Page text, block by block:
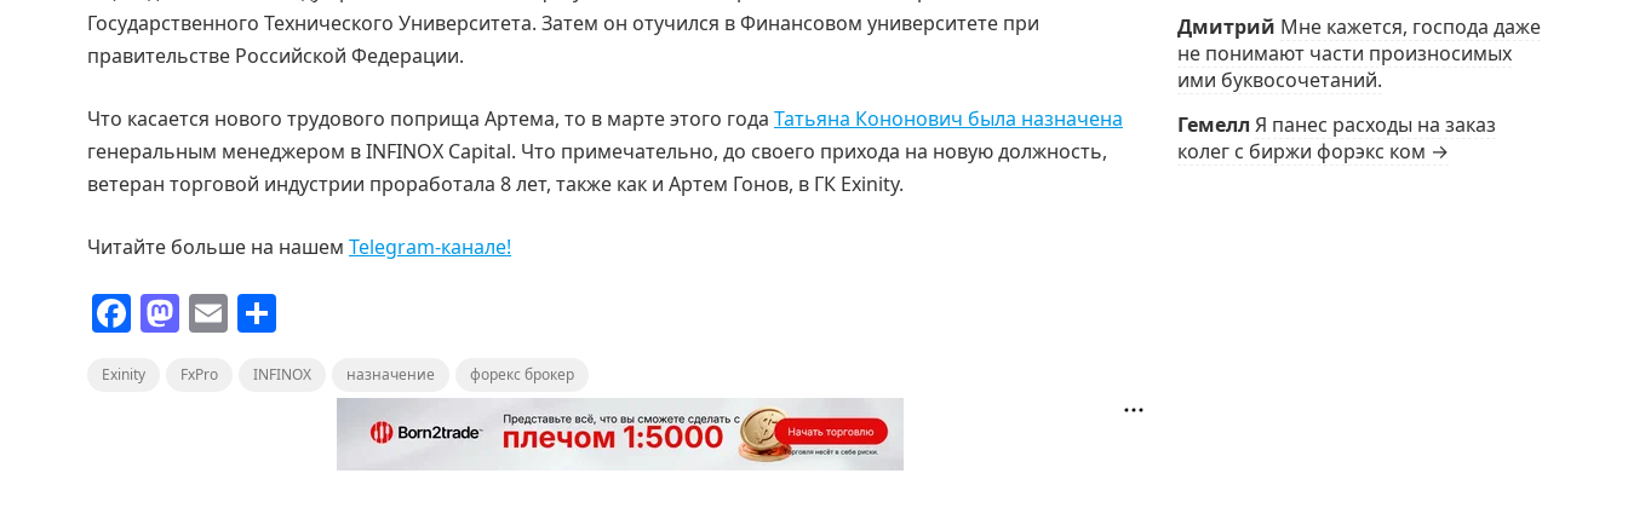
Государственного Технического Университета. Затем он отучился в Финансовом университете при
правительстве Российской Федерации.
Что касается нового трудового поприща Артема, то в марте этого года Татьяна Кононович была назначена
генеральным менеджером в INFINOX Capital. Что примечательно, до своего прихода на новую должность,
ветеран торговой индустрии проработала 8 лет, также как и Артем Гонов, в ГК Exinity.
Читайте больше на нашем Telegram-канале!
F
c
M
st
E
ai п
Exinity FxPro INFINOX назначение форекс брокер
Дмитрий Мне кажется, господа даже
не понимают части произносимых
ими буквосочетаний.
Гемелл Я панес расходы на заказ
колег с биржи форэкс ком →